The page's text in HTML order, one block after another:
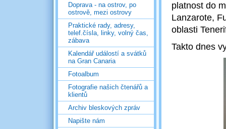
Doprava - na ostrov, po
ostrově, mezi ostrovy
Praktické rady, adresy,
telef.čísla, linky, volný čas,
zábava
Kalendář událostí a svátků
na Gran Canaria
Fotoalbum
Fotografie našich čtenářů a
klientů
Archiv bleskových zpráv
Napište nám
platnost do
Lanzarote,
oblasti
Takto dnes